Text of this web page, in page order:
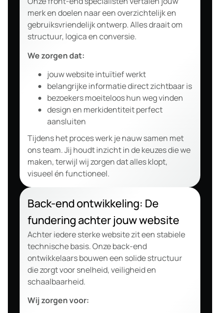
merk en doelen naar een overzichtelijk en
gebruiksvriendelijk ontwerp. Alles draait om
structuur, logica en conversie.
We zorgen dat:
jouw website intuïtief werkt
belangrijke informatie direct zichtbaar is
bezoekers moeiteloos hun weg vinden
design en merkidentiteit perfect
aansluiten
Tijdens het proces werk je nauw samen met
ons team. Jij houdt inzicht in de keuzes die we
maken, terwijl wij zorgen dat alles klopt,
visueel én functioneel.
Back-end ontwikkeling: De
fundering achter jouw website
Achter iedere sterke website zit een stabiele
technische basis. Onze back-end
ontwikkelaars bouwen een solide structuur
die zorgt voor snelheid, veiligheid en
schaalbaarheid.
Wij zorgen voor: